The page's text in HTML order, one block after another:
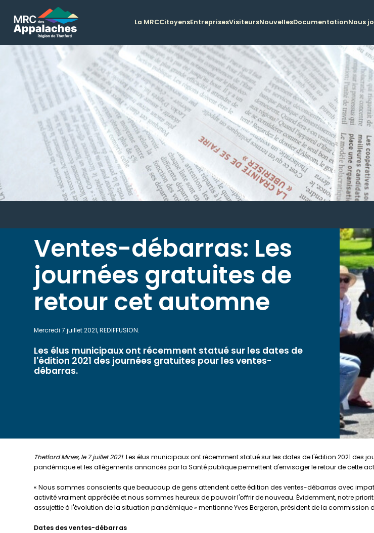
La MRCCitoyensEntreprisesVisiteursNouvellesDocumentationNous
Ventes-débarras: Les
journées gratuites de
retour cet automne
Mercredi 7 juillet 2021, REDIFFUSION.
Les élus municipaux ont récemment statué sur les dates de
l'édition 2021 des journées gratuites pour les ventes-
débarras.
Thetford Mines, le 7 juillet 2021. Les élus municipaux ont récemment statué sur les dates de l'édition 2021 des
pandémique et les allègements annoncés par la Santé publique permettent d'envisager le retour de cette
« Nous sommes conscients que beaucoup de gens attendent cette édition des ventes-débarras avec
activité vraiment appréciée et nous sommes heureux de pouvoir l'offrir de nouveau. Évidemment, notre
assujettie à l'évolution de la situation pandémique » mentionne Yves Bergeron, président de la commission
Dates des ventes-débarras